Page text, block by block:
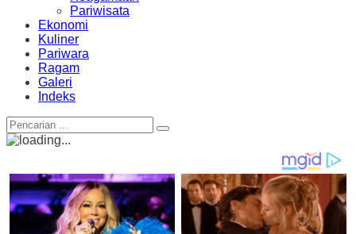
Pariwisata
Ekonomi
Kuliner
Pariwara
Ragam
Galeri
Indeks